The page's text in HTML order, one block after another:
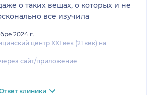
о таких вещах, о которых и не
все изучила
2024 г.
центр XXI век (21 век) на
сайт/приложение
Ответ клиники